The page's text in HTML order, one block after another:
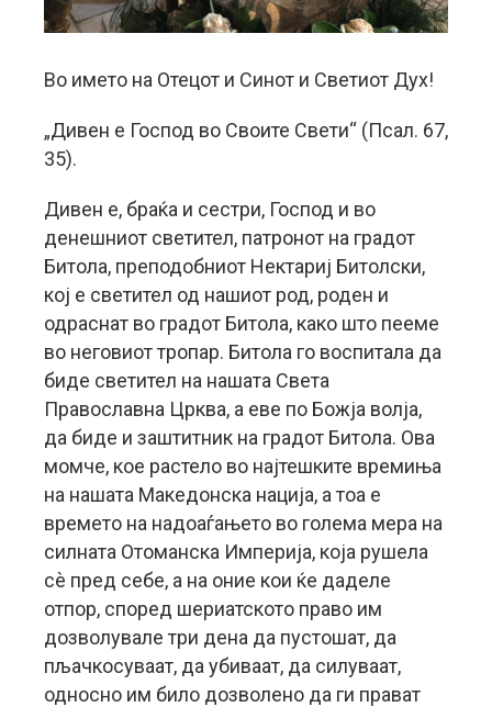
Во името на Отецот и Синот и Светиот Дух!
„Дивен е Господ во Своите Свети“ (Псал. 67,
35).
Дивен е, браќа и сестри, Господ и во
денешниот светител, патронот на градот
Битола, преподобниот Нектариј Битолски,
кој е светител од нашиот род, роден и
одраснат во градот Битола, како што пееме
во неговиот тропар. Битола го воспитала да
биде светител на нашата Света
Православна Црква, а еве по Божја волја,
да биде и заштитник на градот Битола. Ова
момче, кое растело во најтешките времиња
на нашата Македонска нација, а тоа е
времето на надоаѓањето во голема мера на
силната Отоманска Империја, која рушела
сѐ пред себе, а на оние кои ќе даделе
отпор, според шериатското право им
дозволувале три дена да пустошат, да
пљачкосуваат, да убиваат, да силуваат,
односно им било дозволено да ги прават